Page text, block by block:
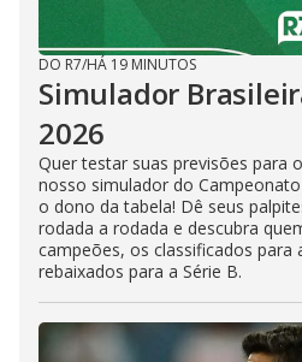
DO R7/HÁ 19 MINUTOS
Simulador
2026
Quer testar suas previsões para
nosso simulador do
o dono da tabela! Dê seus
rodada a rodada e descubra
campeões, os classificados para
rebaixados para a Série B.